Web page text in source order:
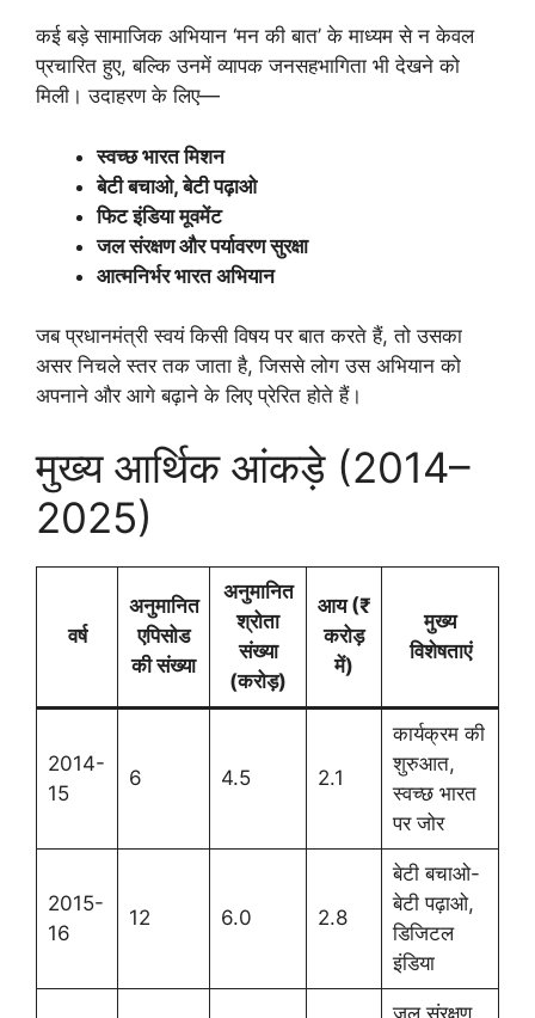
कई बड़े सामाजिक अभियान ‘मन की बात’ के माध्यम से न केवल
प्रचारित हुए, बल्कि उनमें व्यापक जनसहभागिता भी देखने को
मिली। उदाहरण के लिए—
स्वच्छ भारत मिशन
बेटी बचाओ, बेटी पढ़ाओ
फिट इंडिया मूवमेंट
जल संरक्षण और पर्यावरण सुरक्षा
आत्मनिर्भर भारत अभियान
जब प्रधानमंत्री स्वयं किसी विषय पर बात करते हैं, तो उसका
असर निचले स्तर तक जाता है, जिससे लोग उस अभियान को
अपनाने और आगे बढ़ाने के लिए प्रेरित होते हैं।
मुख्य आर्थिक आंकड़े (2014–
2025)
वर्ष
अनुमानित
एपिसोड
की संख्या
अनुमानित
श्रोता
संख्या
(करोड़)
आय (₹
करोड़
में)
मुख्य
विशेषताएं
2014-
15
6 4.5 2.1
कार्यक्रम की
शुरुआत,
स्वच्छ भारत
पर जोर
2015-
16
12 6.0 2.8
बेटी बचाओ-
बेटी पढ़ाओ,
डिजिटल
इंडिया
जल संरक्षण,